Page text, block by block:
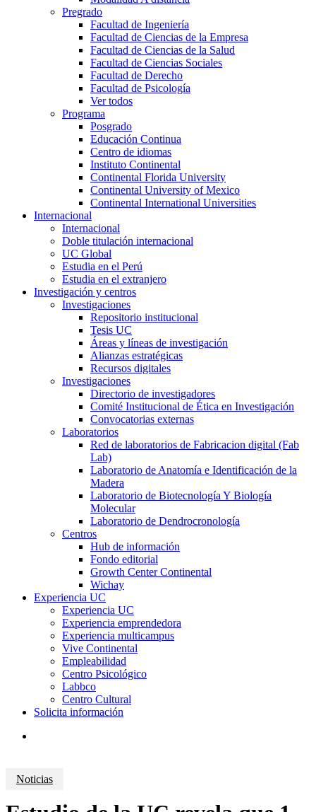
Pregrado
Facultad de Ingeniería
Facultad de Ciencias de la Empresa
Facultad de Ciencias de la Salud
Facultad de Ciencias Sociales
Facultad de Derecho
Facultad de Psicología
Ver todos
Programa
Posgrado
Educación Continua
Centro de idiomas
Instituto Continental
Continental Florida University
Continental University of Mexico
Continental International Universities
Internacional
Internacional
Doble titulación internacional
UC Global
Estudia en el Perú
Estudia en el extranjero
Investigación y centros
Investigaciones
Repositorio institucional
Tesis UC
Áreas y líneas de investigación
Alianzas estratégicas
Recursos digitales
Investigaciones
Directorio de investigadores
Comité Institucional de Ética en Investigación
Convocatorias externas
Laboratorios
Red de laboratorios de Fabricacion digital (Fab
Lab)
Laboratorio de Anatomía e Identificación de la
Madera
Laboratorio de Biotecnología Y Biología
Molecular
Laboratorio de Dendrocronología
Centros
Hub de información
Fondo editorial
Growth Center Continental
Wichay
Experiencia UC
Experiencia UC
Experiencia emprendedora
Experiencia multicampus
Vive Continental
Empleabilidad
Centro Psicológico
Labbco
Centro Cultural
Solicita información
Noticias